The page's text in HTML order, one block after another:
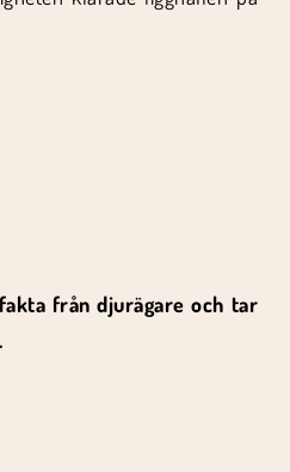
från djurägare och tar